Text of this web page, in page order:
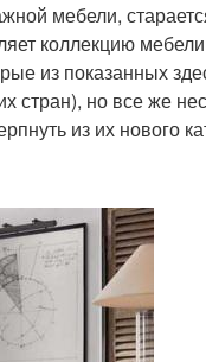
мебели,
коллекцию
из показанных
стран), но все же
из их нового